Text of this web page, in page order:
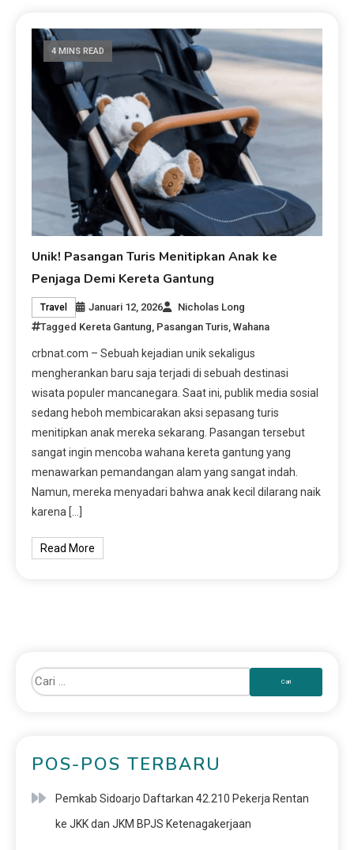
4 MINS READ
Unik! Pasangan Turis Menitipkan Anak ke
Penjaga Demi Kereta Gantung
Travel Januari 12, 2026
Nicholas Long
Tagged Kereta Gantung Pasangan Turis ,Wahana
crbnat.com – Sebuah kejadian unik sekaligus
mengherankan baru saja terjadi di sebuah destinasi
wisata populer mancanegara. Saat ini, publik media sosial
sedang heboh membicarakan aksi sepasang turis
menitipkan anak mereka sekarang. Pasangan tersebut
sangat ingin mencoba wahana kereta gantung yang
menawarkan pemandangan alam yang sangat indah.
Namun, mereka menyadari bahwa anak kecil dilarang naik
karena […]
Read More
POS-POS TERBARU
Pemkab Sidoarjo Daftarkan 42.210 Pekerja Rentan
ke JKK dan JKM BPJS Ketenagakerjaan